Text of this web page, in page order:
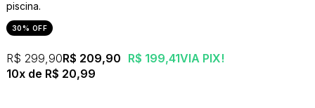
piscina.
30% OFF
R$ 199,41VIA PIX!
R$ 299,90R$ 209,90
10x
R$ 20,99